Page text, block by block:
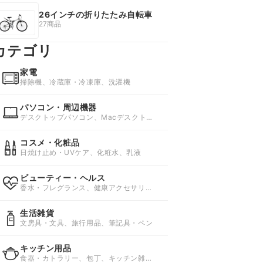
26インチの折りたたみ自転車
27商品
テゴリ
家電
掃除機、冷蔵庫・冷凍庫、洗濯機
パソコン・周辺機器
デスクトップパソコン、Macデスクトッ
コスメ・化粧品
日焼け止め・UVケア、化粧水、乳液
ビューティー・ヘルス
香水・フレグランス、健康アクセサリ
生活雑貨
文房具・文具、旅行用品、筆記具・ペン
キッチン用品
食器・カトラリー、包丁、キッチン雑